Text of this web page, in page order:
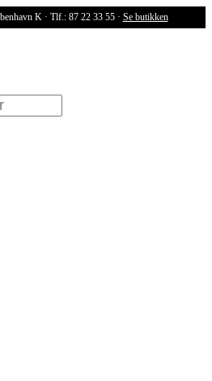
K · Tlf.: 87 22 33 55 · Se butikken